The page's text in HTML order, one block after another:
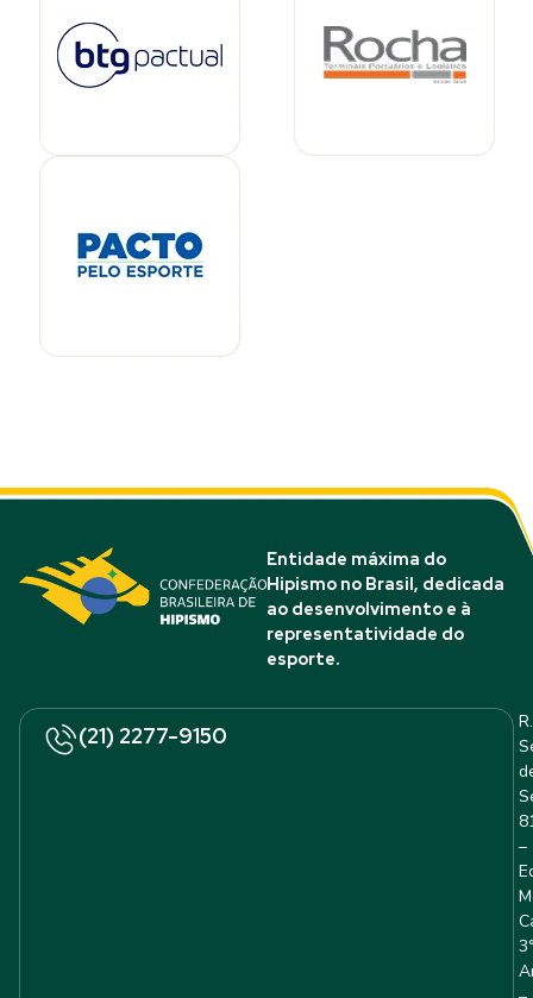
Entidade máxima do
Hipismo no Brasil, dedicada
ao desenvolvimento e à
representatividade do
esporte.
(21) 2277-9150
R.
–